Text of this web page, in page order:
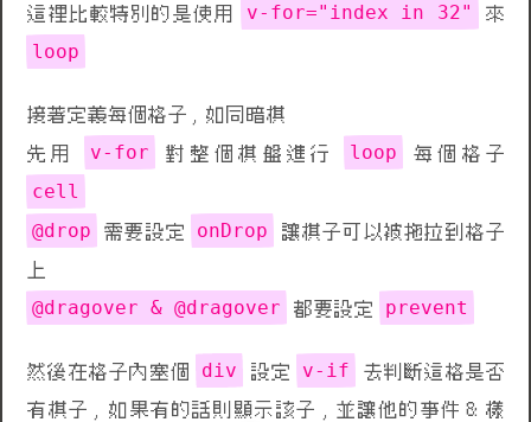
這裡比較特別的是使用
v-for="index in 32" 來
loop
接著定義每個格子 , 如同暗棋
先用
v-for 對整個棋盤進行 loop 每個格子
cell
@drop
需要設定 onDrop
讓棋子可以被拖拉到格子
上
@dragover & @dragover 都要設定 prevent
然後在格子內塞個 div 設定 v-if
去判斷這格是否
有棋子 , 如果有的話則顯示該子 , 並讓他的事件 & 樣